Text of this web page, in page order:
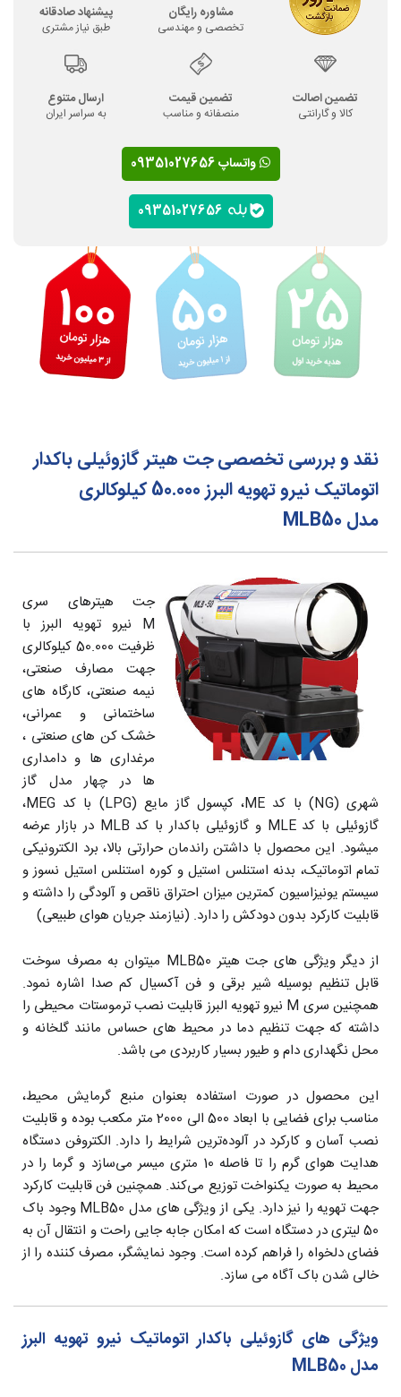
مشاوره رایگان
تخصصی و مهندسی
پیشنهاد صادقانه
طبق نیاز مشتری
تضمین اصالت
کالا و گارانتی
تضمین قیمت
منصفانه و مناسب
ارسال متنوع
به سراسر ایران
واتساپ 09351027656
نقد و بررسی تخصصی جت هیتر گازوئیلی باکدار
اتوماتیک نیرو تهویه البرز 50.000 کیلوکالری
مدل MLB50
جت هیترهای سری
M نیرو تهویه البرز با
ظرفیت 50.000 کیلوکالری
جهت مصارف صنعتی،
نیمه صنعتی، کارگاه های
ساختمانی و عمرانی،
خشک کن های صنعتی ،
مرغداری ها و دامداری
ها در چهار مدل گاز
شهری (NG) با کد ME، کپسول گاز مایع (LPG) با کد MEG،
گازوئیلی با کد MLE و گازوئیلی باکدار با کد MLB در بازار عرضه
میشود. این محصول با داشتن راندمان حرارتی بالا، برد الکترونیکی
تمام اتوماتیک، بدنه استنلس استیل و کوره استنلس استیل نسوز و
سیستم یونیزاسیون کمترین میزان احتراق ناقص و آلودگی را داشته و
قابلیت کارکرد بدون دودکش را دارد. (نیازمند جریان هوای طبیعی)
از دیگر ویژگی های جت هیتر MLB50 میتوان به مصرف سوخت
قابل تنظیم بوسیله شیر برقی و فن آکسیال کم صدا اشاره نمود.
همچنین سری M نیرو تهویه البرز قابلیت نصب ترموستات محیطی را
داشته که جهت تنظیم دما در محیط های حساس مانند گلخانه و
محل نگهداری دام و طیور بسیار کاربردی می باشد.
این محصول در صورت استفاده بعنوان منبع گرمایش محیط،
مناسب برای فضایی با ابعاد 500 الی 2000 متر مکعب بوده و قابلیت
نصب آسان و کارکرد در آلوده‌ترین شرایط را دارد. الکتروفن دستگاه
هدایت هوای گرم را تا فاصله 10 متری میسر می‌سازد و گرما را در
محیط به صورت یکنواخت توزیع می‌کند. همچنین فن قابلیت کارکرد
جهت تهویه را نیز دارد. یکی از ویژگی های مدل MLB50 وجود باک
50 لیتری در دستگاه است که امکان جابه جایی راحت و انتقال آن به
فضای دلخواه را فراهم کرده است. وجود نمایشگر، مصرف کننده را از
خالی شدن باک آگاه می سازد.
ویژگی های گازوئیلی باکدار اتوماتیک نیرو تهویه البرز
مدل MLB50